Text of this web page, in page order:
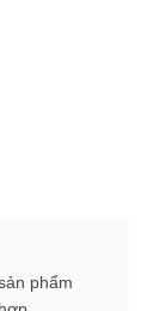
phẩm